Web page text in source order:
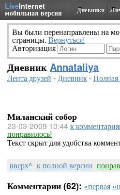
LiveInternet
мобильная версия Дневники
Вы были перенаправлены на
страницы. Вернуться!
Авторизация
Дневник Annataliya
Лента друзей -Дневник-Полная
Миланский собор
23-03-2009 10:44к
понравилось!
Текст скрыт для удобства
вверх^ к полной версии
Комментарии (62): «первая